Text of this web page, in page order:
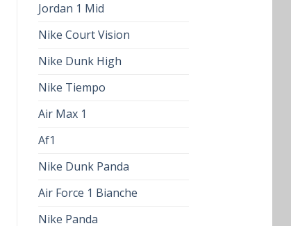
Jordan 1 Mid
Nike Court Vision
Nike Dunk High
Nike Tiempo
Air Max 1
Af1
Nike Dunk Panda
Air Force 1 Bianche
Nike Panda